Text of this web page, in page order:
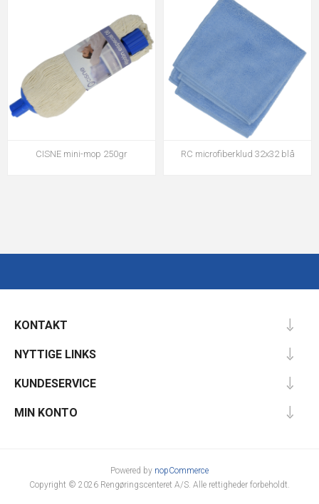
CISNE mini-mop 250gr RC microfiberklud 32x32 blå
KONTAKT
NYTTIGE LINKS
KUNDESERVICE
MIN KONTO
Powered by nopCommerce
Copyright © 2026 Rengøringscenteret A/S. Alle rettigheder forbeholdt.